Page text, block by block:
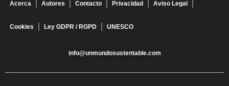
Acerca Autores Contacto Privacidad Aviso Legal
Cookies Ley GDPR / RGPD UNESCO
info@unmundosustentable.com